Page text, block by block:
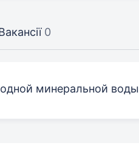
0
минеральной воды